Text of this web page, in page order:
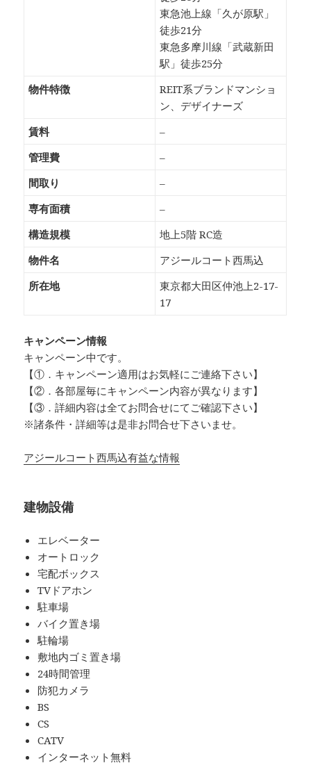
東急池上線「久が原駅」
徒歩21分
東急多摩川線「武蔵新田
駅」徒歩25分
物件特徴
REIT系ブランドマンショ
ン、デザイナーズ
賃料
–
管理費
–
間取り
–
専有面積
–
構造規模
地上5階 RC造
物件名
アジールコート西馬込
所在地
東京都大田区仲池上2-17-
17
キャンペーン情報
キャンペーン中です。
【①．キャンペーン適用はお気軽にご連絡下さい】
【②．各部屋毎にキャンペーン内容が異なります】
【③．詳細内容は全てお問合せにてご確認下さい】
※諸条件・詳細等は是非お問合せ下さいませ。
アジールコート西馬込有益な情報
建物設備
エレベーター
オートロック
宅配ボックス
TVドアホン
駐車場
バイク置き場
駐輪場
敷地内ゴミ置き場
24時間管理
防犯カメラ
BS
CS
CATV
インターネット無料